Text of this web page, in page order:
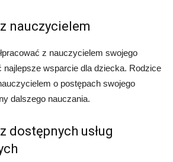
nauczycielem
z nauczycielem swojego
najlepsze wsparcie dla dziecka. Rodzice
o postępach swojego
dalszego nauczania.
dostępnych usług